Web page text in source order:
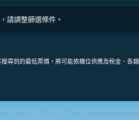
請調整篩選條件。
尋到的最低票價，將可能依機位供應及稅金、各